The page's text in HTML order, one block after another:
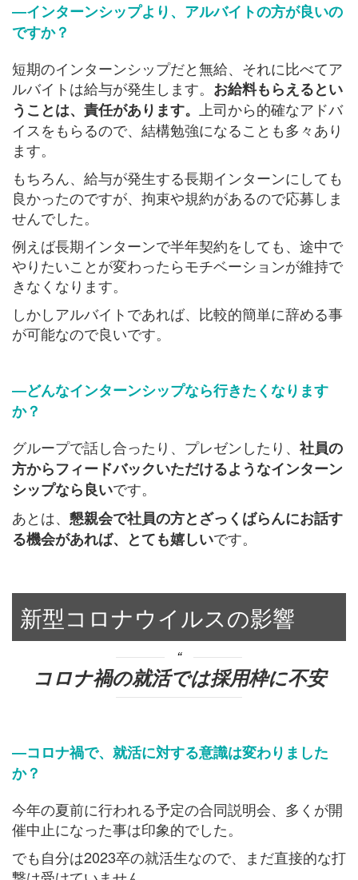
―インターンシップより、アルバイトの方が良いの
ですか？
短期のインターンシップだと無給、それに比べてア
ルバイトは給与が発生します。 お給料もらえるとい
うことは、責任があります。 上司から的確なアドバ
イスをもらるので、結構勉強になることも多々あり
ます。
もちろん、給与が発生する長期インターンにしても
良かったのですが、拘束や規約があるので応募しま
せんでした。
例えば長期インターンで半年契約をしても、途中で
やりたいことが変わったらモチベーションが維持で
きなくなります。
しかしアルバイトであれば、比較的簡単に辞める事
が可能なので良いです。
―どんなインターンシップなら行きたくなります
か？
グループで話し合ったり、プレゼンしたり、 社員の
方からフィードバックいただけるようなインターン
シップなら良いです。
あとは、 懇親会で社員の方とざっくばらんにお話す
る機会があれば、とても嬉しいです。
新型コロナウイルスの影響
コロナ禍の就活では採用枠に不安
―コロナ禍で、就活に対する意識は変わりました
か？
今年の夏前に行われる予定の合同説明会、多くが開
催中止になった事は印象的でした。
でも自分は2023卒の就活生なので、まだ直接的な打